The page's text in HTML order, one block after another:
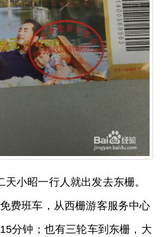
小昭一行人就出发去东栅。
费班车，从西栅游客服务中心
分钟；也有三轮车到东栅，大